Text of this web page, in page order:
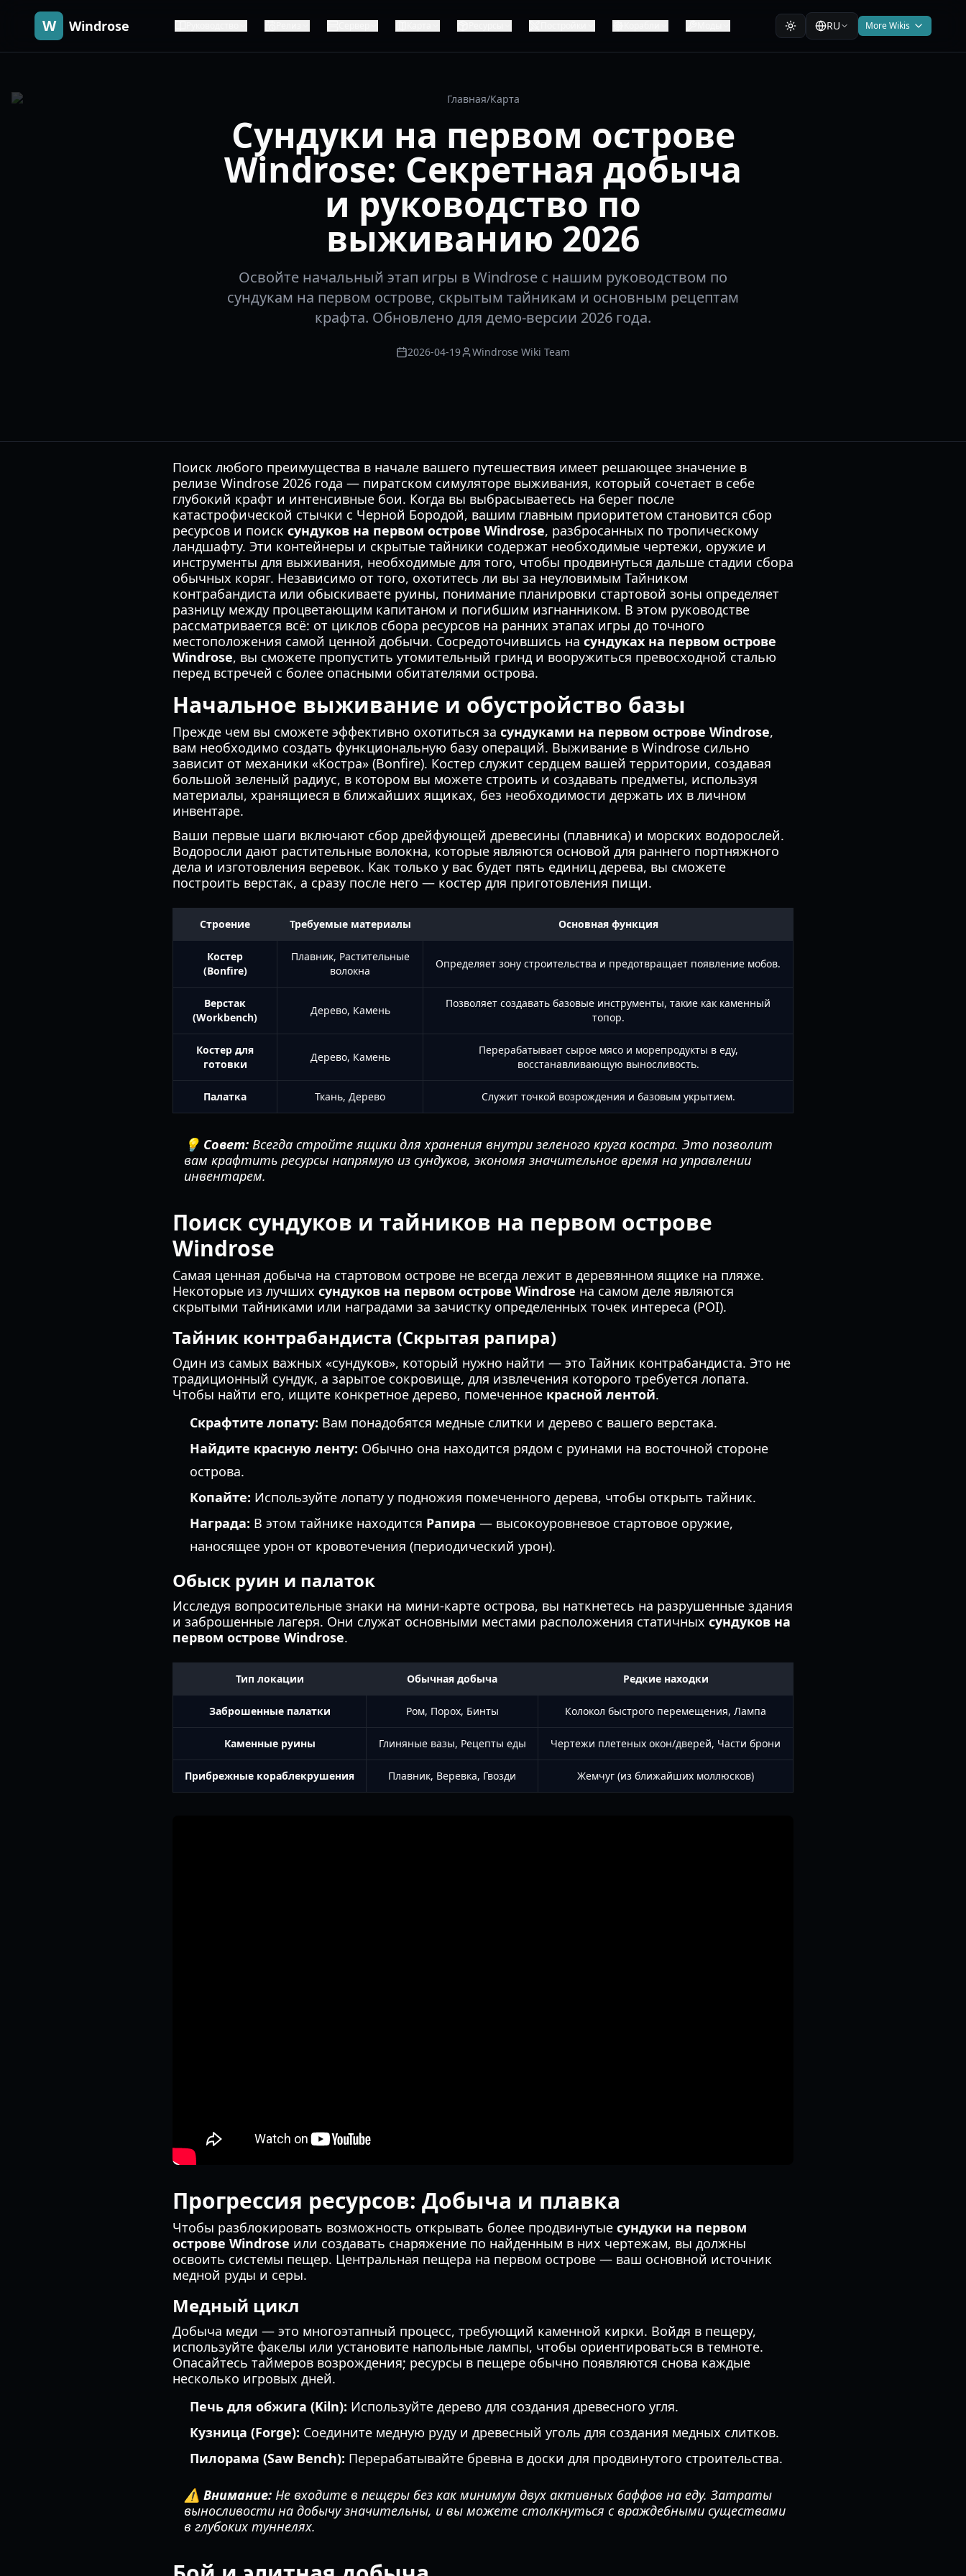
W Windrose RU More Wikis
Главная/Карта
Сундуки на первом острове
Windrose: Секретная добыча
и руководство по
выживанию 2026
Освойте начальный этап игры в Windrose с нашим руководством по
сундукам на первом острове, скрытым тайникам и основным рецептам
крафта. Обновлено для демо-версии 2026 года.
2026-04-19 Windrose Wiki Team
Поиск любого преимущества в начале вашего путешествия имеет решающее значение в
релизе Windrose 2026 года — пиратском симуляторе выживания, который сочетает в себе
глубокий крафт и интенсивные бои. Когда вы выбрасываетесь на берег после
катастрофической стычки с Черной Бородой, вашим главным приоритетом становится сбор
ресурсов и поиск сундуков на первом острове Windrose, разбросанных по тропическому
ландшафту. Эти контейнеры и скрытые тайники содержат необходимые чертежи, оружие и
инструменты для выживания, необходимые для того, чтобы продвинуться дальше стадии сбора
обычных коряг. Независимо от того, охотитесь ли вы за неуловимым Тайником
контрабандиста или обыскиваете руины, понимание планировки стартовой зоны определяет
разницу между процветающим капитаном и погибшим изгнанником. В этом руководстве
рассматривается всё: от циклов сбора ресурсов на ранних этапах игры до точного
местоположения самой ценной добычи. Сосредоточившись на сундуках на первом острове
Windrose, вы сможете пропустить утомительный гринд и вооружиться превосходной сталью
перед встречей с более опасными обитателями острова.
Начальное выживание и обустройство базы
Прежде чем вы сможете эффективно охотиться за сундуками на первом острове Windrose,
вам необходимо создать функциональную базу операций. Выживание в Windrose сильно
зависит от механики «Костра» (Bonfire). Костер служит сердцем вашей территории, создавая
большой зеленый радиус, в котором вы можете строить и создавать предметы, используя
материалы, хранящиеся в ближайших ящиках, без необходимости держать их в личном
инвентаре.
Ваши первые шаги включают сбор дрейфующей древесины (плавника) и морских водорослей.
Водоросли дают растительные волокна, которые являются основой для раннего портняжного
дела и изготовления веревок. Как только у вас будет пять единиц дерева, вы сможете
построить верстак, а сразу после него — костер для приготовления пищи.
Строение Требуемые материалы Основная функция
Костер
(Bonfire)
Плавник, Растительные
волокна
Определяет зону строительства и предотвращает появление мобов.
Верстак
(Workbench)
Дерево, Камень
Позволяет создавать базовые инструменты, такие как каменный
топор.
Костер для
готовки
Дерево, Камень
Перерабатывает сырое мясо и морепродукты в еду,
восстанавливающую выносливость.
Палатка Ткань, Дерево Служит точкой возрождения и базовым укрытием.
💡 Совет: Всегда стройте ящики для хранения внутри зеленого круга костра. Это позволит
вам крафтить ресурсы напрямую из сундуков, экономя значительное время на управлении
инвентарем.
Поиск сундуков и тайников на первом острове
Windrose
Самая ценная добыча на стартовом острове не всегда лежит в деревянном ящике на пляже.
Некоторые из лучших сундуков на первом острове Windrose на самом деле являются
скрытыми тайниками или наградами за зачистку определенных точек интереса (POI).
Тайник контрабандиста (Скрытая рапира)
Один из самых важных «сундуков», который нужно найти — это Тайник контрабандиста. Это не
традиционный сундук, а зарытое сокровище, для извлечения которого требуется лопата.
Чтобы найти его, ищите конкретное дерево, помеченное красной лентой.
Скрафтите лопату: Вам понадобятся медные слитки и дерево с вашего верстака.
Найдите красную ленту: Обычно она находится рядом с руинами на восточной стороне
острова.
Копайте: Используйте лопату у подножия помеченного дерева, чтобы открыть тайник.
Награда: В этом тайнике находится Рапира — высокоуровневое стартовое оружие,
наносящее урон от кровотечения (периодический урон).
Обыск руин и палаток
Исследуя вопросительные знаки на мини-карте острова, вы наткнетесь на разрушенные здания
и заброшенные лагеря. Они служат основными местами расположения статичных сундуков на
первом острове Windrose.
Тип локации Обычная добыча Редкие находки
Заброшенные палатки Ром, Порох, Бинты Колокол быстрого перемещения, Лампа
Каменные руины Глиняные вазы, Рецепты еды Чертежи плетеных окон/дверей, Части брони
Прибрежные кораблекрушения Плавник, Веревка, Гвозди Жемчуг (из ближайших моллюсков)
Прогрессия ресурсов: Добыча и плавка
Чтобы разблокировать возможность открывать более продвинутые сундуки на первом
острове Windrose или создавать снаряжение по найденным в них чертежам, вы должны
освоить системы пещер. Центральная пещера на первом острове — ваш основной источник
медной руды и серы.
Медный цикл
Добыча меди — это многоэтапный процесс, требующий каменной кирки. Войдя в пещеру,
используйте факелы или установите напольные лампы, чтобы ориентироваться в темноте.
Опасайтесь таймеров возрождения; ресурсы в пещере обычно появляются снова каждые
несколько игровых дней.
Печь для обжига (Kiln): Используйте дерево для создания древесного угля.
Кузница (Forge): Соедините медную руду и древесный уголь для создания медных слитков.
Пилорама (Saw Bench): Перерабатывайте бревна в доски для продвинутого строительства.
⚠️ Внимание: Не входите в пещеры без как минимум двух активных баффов на еду. Затраты
выносливости на добычу значительны, и вы можете столкнуться с враждебными существами
в глубоких туннелях.